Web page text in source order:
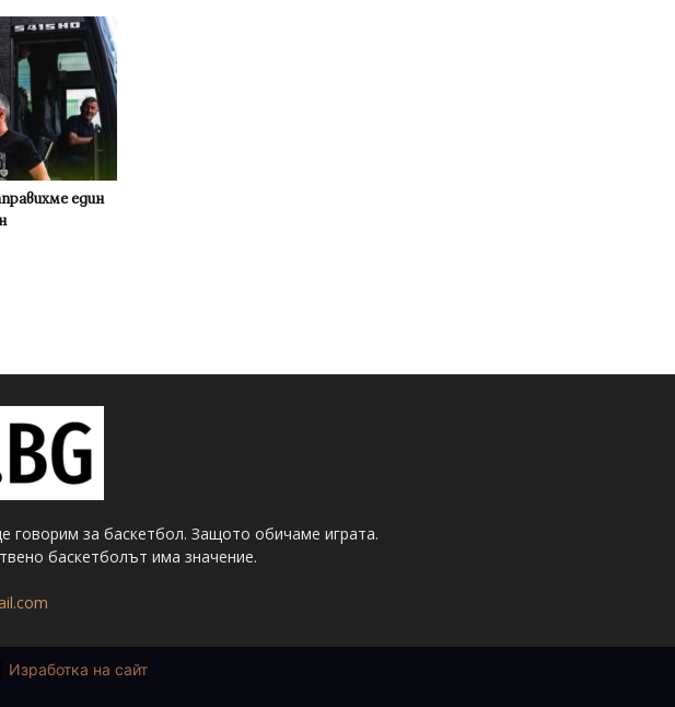
един
говорим за баскетбол. Защото обичаме играта.
баскетболът има значение.
Изработка на сайт